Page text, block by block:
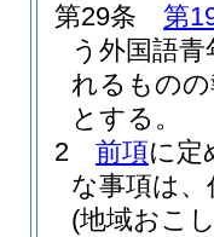
第29条
第
う外国語
れるものの
とする。
2
前項に定
な事項は
(地域おこ